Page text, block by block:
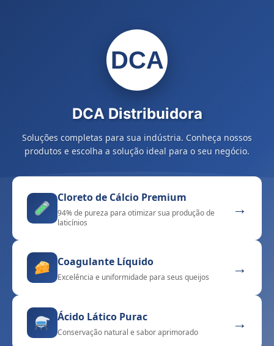
DCA
DCA Distribuidora
Soluções completas para sua indústria. Conheça nossos
produtos e escolha a solução ideal para o seu negócio.
Cloreto de Cálcio Premium
94% de pureza para otimizar sua produção de
laticínios
→
Coagulante Líquido
Excelência e uniformidade para seus queijos →
Ácido Lático Purac
Conservação natural e sabor aprimorado →